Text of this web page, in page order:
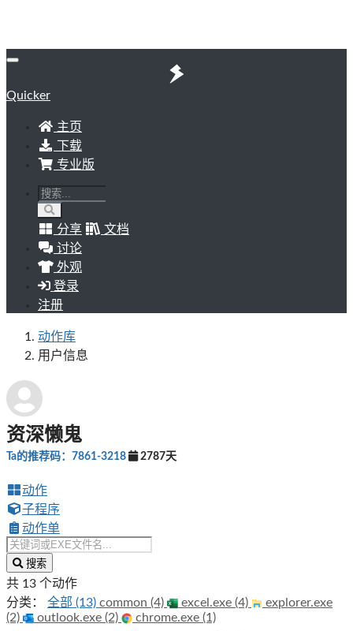
Quicker
主页
下载
专业版
分享
文档
讨论
外观
登录
注册
动作库
用户信息
资深懒鬼
Ta的推荐码：7861-3218 2787天
动作
子程序
动作单
搜索
共 13 个动作
分类：
全部 (13) common (4) excel.exe (4)
explorer.exe
(2)
outlook.exe (2) chrome.exe (1)